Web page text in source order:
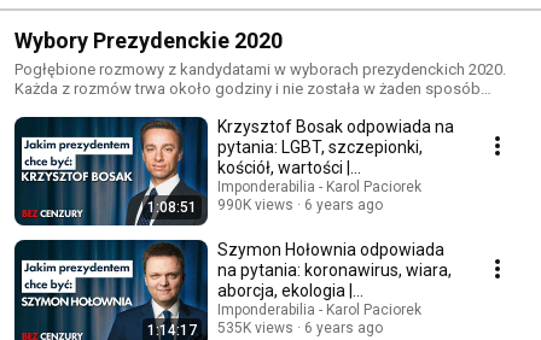
Wybory Prezydenckie 2020
Pogłębione rozmowy z kandydatami w wyborach prezydenckich 2020.
Każda z rozmów trwa około godziny i nie została w żaden sposób
1:08:51
Krzysztof Bosak odpowiada na
pytania: LGBT, szczepionki,
kościół, wartości |
Imponderabilia #92
Imponderabilia - Karol Paciorek
990K views
6 years ago
1:14:17
Szymon Hołownia odpowiada
na pytania: koronawirus, wiara,
aborcja, ekologia |
Imponderabilia #94
Imponderabilia - Karol Paciorek
535K views
6 years ago